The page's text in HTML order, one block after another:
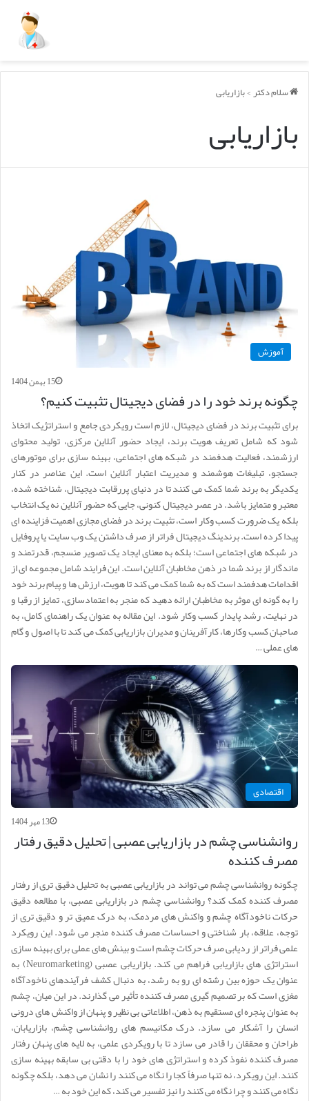
سلام دکتر>بازاریابی
بازاریابی
آموزش
15 بهمن 1404
چگونه برند خود را در فضای دیجیتال تثبیت کنیم؟
برای تثبیت برند در فضای دیجیتال، لازم است رویکردی جامع و استراتژیک اتخاذ
شود که شامل تعریف هویت برند، ایجاد حضور آنلاین مرکزی، تولید محتوای
ارزشمند، فعالیت هدفمند در شبکه های اجتماعی، بهینه سازی برای موتورهای
جستجو، تبلیغات هوشمند و مدیریت اعتبار آنلاین است. این عناصر در کنار
یکدیگر به برند شما کمک می کنند تا در دنیای پررقابت دیجیتال، شناخته شده،
معتبر و متمایز باشد. در عصر دیجیتال کنونی، جایی که حضور آنلاین نه یک انتخاب
بلکه یک ضرورت کسب وکار است، تثبیت برند در فضای مجازی اهمیت فزاینده ای
پیدا کرده است. برندینگ دیجیتال فراتر از صرف داشتن یک وب سایت یا پروفایل
در شبکه های اجتماعی است؛ بلکه به معنای ایجاد یک تصویر منسجم، قدرتمند و
ماندگار از برند شما در ذهن مخاطبان آنلاین است. این فرایند شامل مجموعه ای از
اقدامات هدفمند است که به شما کمک می کند تا هویت، ارزش ها و پیام برند خود
را به گونه ای موثر به مخاطبان ارائه دهید که منجر به اعتمادسازی، تمایز از رقبا و
در نهایت، رشد پایدار کسب وکار شود. این مقاله به عنوان یک راهنمای کامل، به
صاحبان کسب وکارها، کارآفرینان و مدیران بازاریابی کمک می کند تا با اصول و گام
های عملی …
اقتصادی
13 مهر 1404
روانشناسی چشم در بازاریابی عصبی | تحلیل دقیق رفتار
مصرف کننده
چگونه روانشناسی چشم می تواند در بازاریابی عصبی به تحلیل دقیق تری از رفتار
مصرف کننده کمک کند؟ روانشناسی چشم در بازاریابی عصبی، با مطالعه دقیق
حرکات ناخودآگاه چشم و واکنش های مردمک، به درک عمیق تر و دقیق تری از
توجه، علاقه، بار شناختی و احساسات مصرف کننده منجر می شود. این رویکرد
علمی فراتر از ردیابی صرف حرکات چشم است و بینش های عملی برای بهینه سازی
استراتژی های بازاریابی فراهم می کند. بازاریابی عصبی (Neuromarketing) به
عنوان یک حوزه بین رشته ای رو به رشد، به دنبال کشف فرآیندهای ناخودآگاه
مغزی است که بر تصمیم گیری مصرف کننده تأثیر می گذارند. در این میان، چشم
به عنوان پنجره ای مستقیم به ذهن، اطلاعاتی بی نظیر و پنهان از واکنش های درونی
انسان را آشکار می سازد. درک مکانیسم های روانشناسی چشم، بازاریابان،
طراحان و محققان را قادر می سازد تا با رویکردی علمی، به لایه های پنهان رفتار
مصرف کننده نفوذ کرده و استراتژی های خود را با دقتی بی سابقه بهینه سازی
کنند. این رویکرد، نه تنها صرفاً کجا را نگاه می کنند را نشان می دهد، بلکه چگونه
نگاه می کنند و چرا نگاه می کنند را نیز تفسیر می کند، که این خود به …